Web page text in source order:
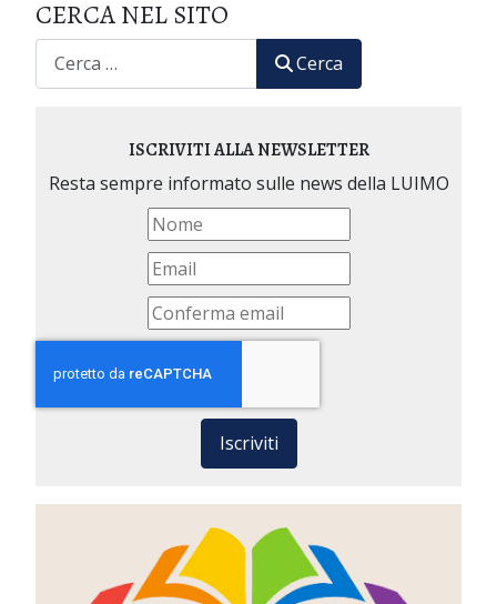
CERCA NEL SITO
CERCA
Cerca
ISCRIVITI ALLA NEWSLETTER
Resta sempre informato sulle news della LUIMO
Iscriviti